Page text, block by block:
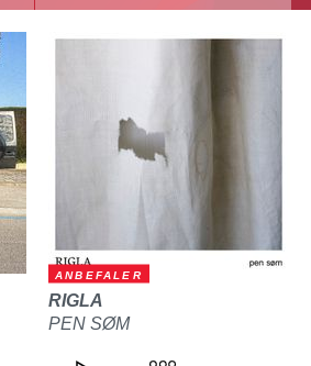
ANBEFALER
RIGLA
PEN SØM